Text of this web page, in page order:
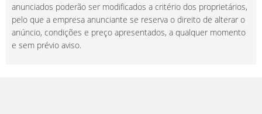
anunciados poderão ser modificados a critério dos proprietários,
pelo que a empresa anunciante se reserva o direito de alterar o
anúncio, condições e preço apresentados, a qualquer momento
e sem prévio aviso.